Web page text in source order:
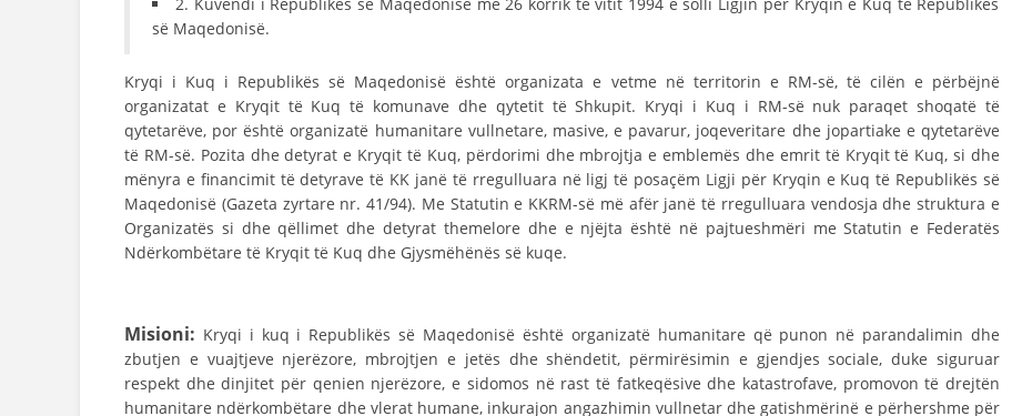
ANËTARËSIMI NË STRUKTURAT PROFESIONALE
LIGJI I KRYQIT TË KUQ
STATUTI I KRYQIT TË KUQ
BORDI DREJTUES
KUVENDI
STRUKTURA DHE STRUKTURA ORGANIZATIVE
së Maqedonisë.
Kryqi i Kuq i Republikës së Maqedonisë është organizata e vetme në territorin e RM-së, të cilën e përbëjnë
organizatat e Kryqit të Kuq të komunave dhe qytetit të Shkupit. Kryqi i Kuq i RM-së nuk paraqet shoqatë të
qytetarëve, por është organizatë humanitare vullnetare, masive, e pavarur, joqeveritare dhe jopartiake e qytetarëve
të RM-së. Pozita dhe detyrat e Kryqit të Kuq, përdorimi dhe mbrojtja e emblemës dhe emrit të Kryqit të Kuq, si dhe
mënyra e financimit të detyrave të KK janë të rregulluara në ligj të posaçëm Ligji për Kryqin e Kuq të Republikës së
Maqedonisë (Gazeta zyrtare nr. 41/94). Me Statutin e KKRM-së më afër janë të rregulluara vendosja dhe struktura e
Organizatës si dhe qëllimet dhe detyrat themelore dhe e njëjta është në pajtueshmëri me Statutin e Federatës
Ndërkombëtare të Kryqit të Kuq dhe Gjysmëhënës së kuqe.
Misioni: Kryqi i kuq i Republikës së Maqedonisë është organizatë humanitare që punon në parandalimin dhe
zbutjen e vuajtjeve njerëzore, mbrojtjen e jetës dhe shëndetit, përmirësimin e gjendjes sociale, duke siguruar
respekt dhe dinjitet për qenien njerëzore, e sidomos në rast të fatkeqësive dhe katastrofave, promovon të drejtën
humanitare ndërkombëtare dhe vlerat humane, inkurajon angazhimin vullnetar dhe gatishmërinë e përhershme për